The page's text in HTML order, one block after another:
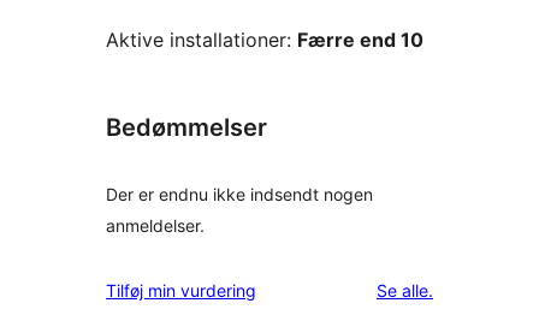
Aktive installationer: Færre end 10
Bedømmelser
Der er endnu ikke indsendt nogen
anmeldelser.
Tilføj min vurdering Se alleanmeldelser
.